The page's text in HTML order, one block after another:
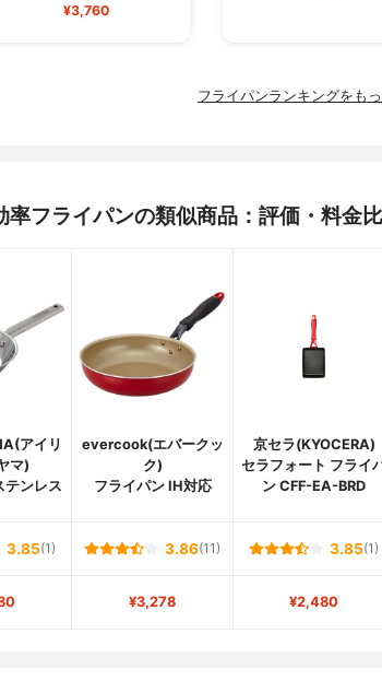
¥3,760
フライパンランキングをも
率フライパンの類似商品：評価・料金
アイリ
マ)
ンレス
evercook(エバークッ
ク)
フライパン IH対応
京セラ(KYOCERA)
セラフォート フライ
ン CFF-EA-BRD
3.85(1) 3.86(11) 3.85(1)
¥3,278 ¥2,480